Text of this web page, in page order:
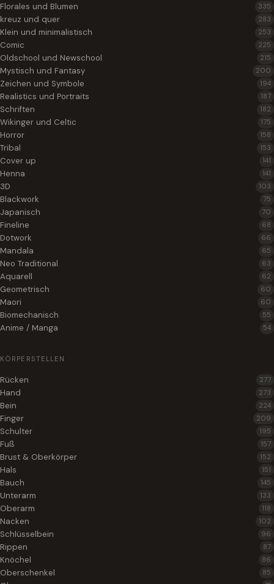
Florales und Blumen 335
kreuz und quer 283
Klein und minimalistisch 253
Comic 225
Oldschool und Newschool 215
Mystisch und Fantasy 200
Zeichen und Symbole 194
Realistics und Portraits 187
Schriften 182
Wikinger und Celtic 175
Horror 158
Tribal 153
Cover up 141
Henna 141
3D 103
Blackwork 75
Japanisch 70
Fineline 68
Dotwork 66
Mandala 65
Neo Traditional 63
Aquarell 62
Geometrisch 60
Maori 60
Biomechanisch 55
Anime / Manga 54
KÖRPERSTELLEN
Rücken 277
Hand 273
Bein 224
Finger 209
Schulter 195
Fuß 157
Brust & Oberkörper 152
Hals 151
Bauch 145
Unterarm 133
Oberarm 118
Nacken 102
Schlüsselbein 96
Rippen 87
Knöchel 86
Oberschenkel 85